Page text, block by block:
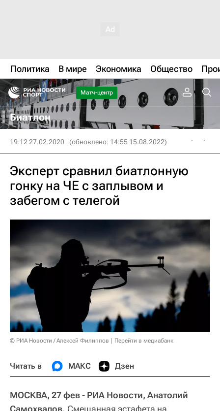
Политика В мире Экономика Общество
Матч-центр
Биатлон
19:12 27.02.2020 (обновлено: 14:55 15.08.2022)
Эксперт сравнил биатлонную
гонку на ЧЕ с заплывом и
забегом с телегой
© РИА Новости / Алексей Филиппов Перейти в медиабанк
Читать в МАКС Дзен
МОСКВА, 27 фев - РИА Новости, Анатолий
Самохвалов. Смешанная эстафета на